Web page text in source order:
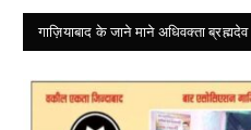
गाज़ियाबाद के जाने माने अधिवक्ता